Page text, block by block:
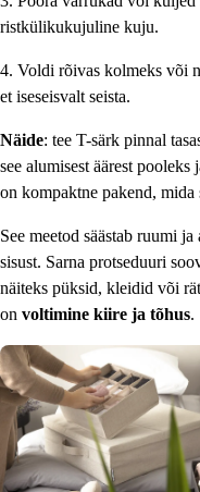
ristkülikukujuline kuju.
4. Voldi rõivas kolmeks või
et iseseisvalt seista.
Näide: tee T-särk pinnal
see alumisest äärest
on kompaktne pakend, mida
See meetod säästab ruumi
sisust. Sarna protseduuri
näiteks püksid, kleidid või
on voltimine kiire ja tõhus.